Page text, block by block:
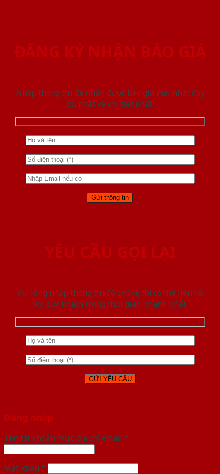
ĐĂNG KÝ NHẬN BÁO GIÁ
Nhập thông tin để nhận được báo giá mới nhât đầy
đủ nhất và chi tiết nhất.
YÊU CẦU GỌI LẠI
Vui lòng nhập thông tin để chúng tôi có thể liên hệ
với quý khách trong thời gian nhanh nhất.
Đăng nhập
Tên tài khoản hoặc địa chỉ email *
Mật khẩu *